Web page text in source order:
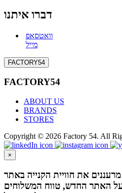
דברו איתנו
וואטסאפ
מייל
FACTORY54
FACTORY54
ABOUT US
BRANDS
STORES
Copyright © 2026 Factory 54. All
×
על האתר החדש, טווח המשלוחים